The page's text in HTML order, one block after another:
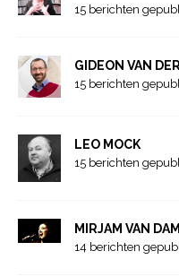
15 berichten
GIDEON VAN
15 berichten
LEO MOCK
15 berichten
MIRJAM VAN DAM
14 berichten